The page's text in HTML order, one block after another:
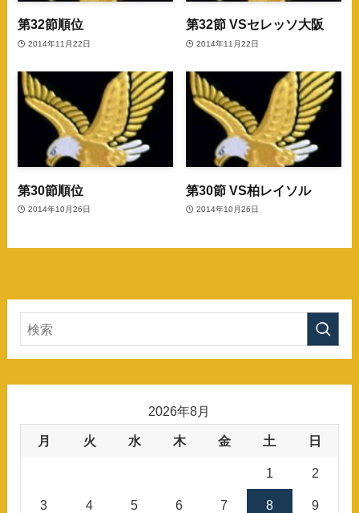
第32節順位
2014年11月22日
第32節 VSセレッソ大阪
2014年11月22日
第30節順位
2014年10月26日
第30節 VS柏レイソル
2014年10月26日
2026年8月
月 火 水 木 金 土 日
1 2
3 4 5 6 7 8 9